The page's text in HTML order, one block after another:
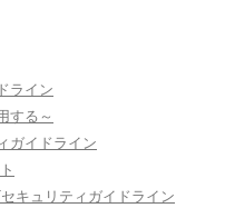
ライン
する～
ガイドライン
キュリティガイドライン